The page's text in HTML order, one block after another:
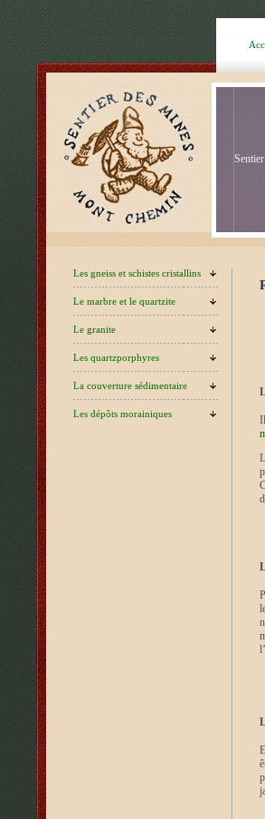
Les gneiss et schistes cristallins
Le marbre et le quartzite
Le granite
Les quartzporphyres
La couverture sédimentaire
Les dépôts morainiques